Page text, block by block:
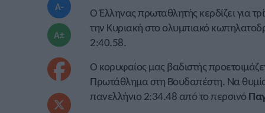
A-
A±
Ο Έλληνας πρωταθλητής κερδίζει για
την Κυριακή στο ολυμπιακό
2:40.58.
Ο κορυφαίος μας βαδιστής
Πρωτάθλημα στη Βουδαπέστη. Να
πανελλήνιο 2:34.48 από το περσινό